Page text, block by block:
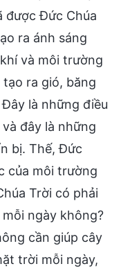
được Đức Chúa
ra ánh sáng
và môi trường
ra gió, băng
là những điều
đây là những
bị. Thế, Đức
của môi trường
Trời có phải
ngày không?
cần giúp cây
trời mỗi ngày,